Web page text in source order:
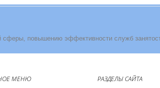
повышению эффективности служб
МЕНЮ РАЗДЕЛЫ САЙТА